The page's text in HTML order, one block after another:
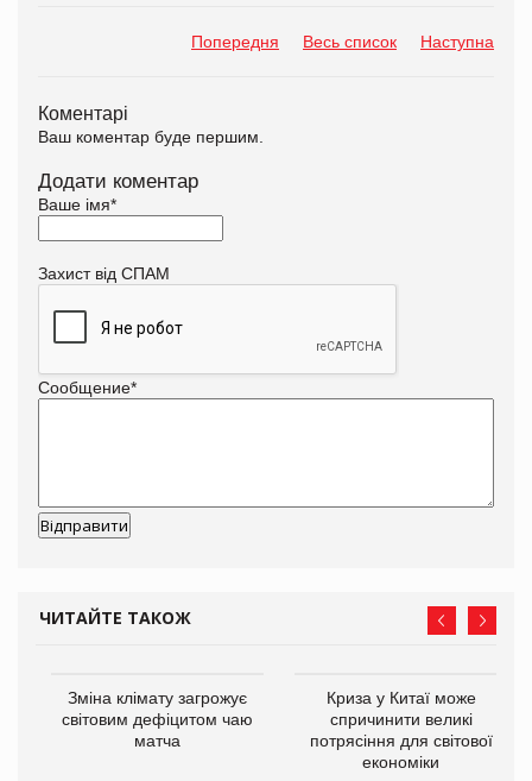
Попередня Весь список Наступна
Коментарі
Ваш коментар буде першим.
Додати коментар
Ваше імя*
Захист від СПАМ
Сообщение*
ЧИТАЙТЕ ТАКОЖ
Зміна клімату загрожує
світовим дефіцитом чаю
матча
Криза у Китаї може
спричинити великі
потрясіння для світової
економіки